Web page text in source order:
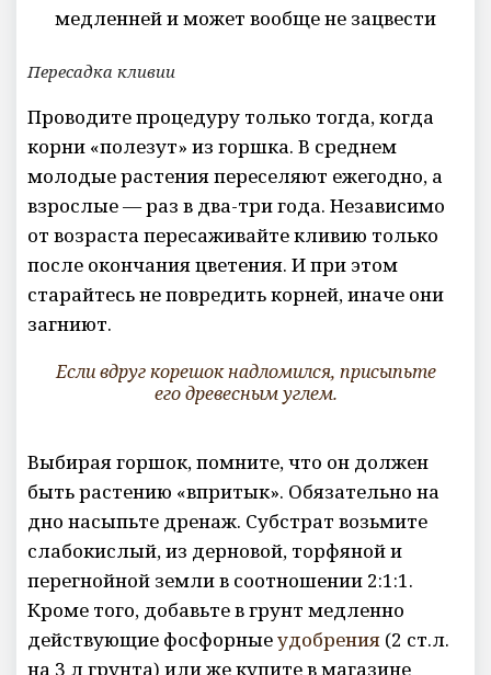
медленней и может вообще не зацвести
Пересадка кливии
Проводите процедуру только тогда, когда
корни «полезут» из горшка. В среднем
молодые растения переселяют ежегодно, а
взрослые — раз в два-три года. Независимо
от возраста пересаживайте кливию только
после окончания цветения. И при этом
старайтесь не повредить корней, иначе они
загниют.
Если вдруг корешок надломился, присыпьте
его древесным углем.
Выбирая горшок, помните, что он должен
быть растению «впритык». Обязательно на
дно насыпьте дренаж. Субстрат возьмите
слабокислый, из дерновой, торфяной и
перегнойной земли в соотношении 2:1:1.
Кроме того, добавьте в грунт медленно
действующие фосфорныеудобрения (2 ст.л.
на 3 л грунта) или же купите в магазине